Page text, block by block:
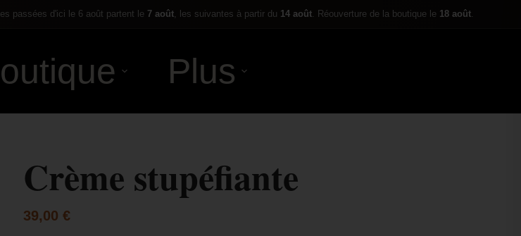
passées d'ici le 6 août partent le 7 août, les suivantes à partir du 14 août. Réouverture de la boutique le 18 août.
Plus
Crème stupéfiante
39,00 €